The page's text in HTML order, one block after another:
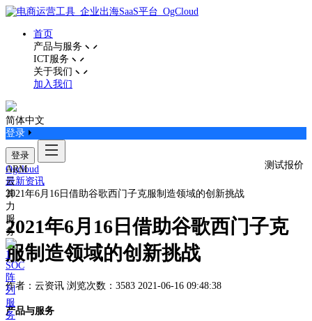
测试报价
首页
产品与服务
ICT服务
关于我们
加入我们
简体中文
登录
登录
ARM
云
算
力
服
务
SOC
阵
列
服
务
Ogcloud
最新资讯
2021年6月16日借助谷歌西门子克服制造领域的创新挑战
2021年6月16日借助谷歌西门子克
服制造领域的创新挑战
作者：云资讯 浏览次数：3583 2021-06-16 09:48:38
产品与服务